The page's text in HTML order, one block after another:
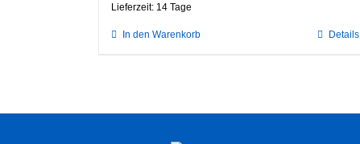
Lieferzeit: 14 Tage
In den Warenkorb Details